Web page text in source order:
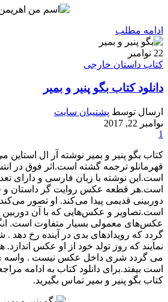
ادامه مطلب
22 نوامبر
کتاب داستان خارجی
دانلود کتاب بگو پنیر و بمیر
ارسال توسط پشتیبان سایت
نوامبر 22, 2017
1
کتاب بگو پنیر و بمیر نوشته آر ال استاین
قهرمانلو ترجمه گشته است.اثر فوق در
است.این نوشته با زبان فارسی و دارای
است.هر قطعه عکس روایت گر داستان
دوربینی قدیمی پیدا می‌کند. او تصور
است.تصاویر و عکس‌هایی که با آن دوربین
عکس‌های معمولی بسیار متفاوت است.
گردد که رویدادهای بدی در آینده رخ دهد
نمایند که روز تولد خود از او عکس
می گردد شری داخل عکس نیست . واسه ی
است بیفتد.برای دانلود کتاب به ادامه
کتاب بگو پنیر و بمیر تماس بگیرید.